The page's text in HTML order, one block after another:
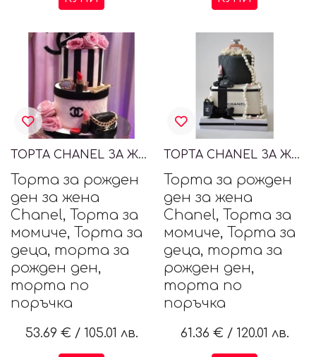
ТОРТА CHANEL ЗА ЖЕНА
Торта за рожден
ден за жена
Chanel, Торта за
момиче, Торта за
деца, торта за
рожден ден,
торта по
поръчка
53.69 € / 105.01 лв.
ТОРТА CHANEL ЗА ЖЕНА
Торта за рожден
ден за жена
Chanel, Торта за
момиче, Торта за
деца, торта за
рожден ден,
торта по
поръчка
61.36 € / 120.01 лв.